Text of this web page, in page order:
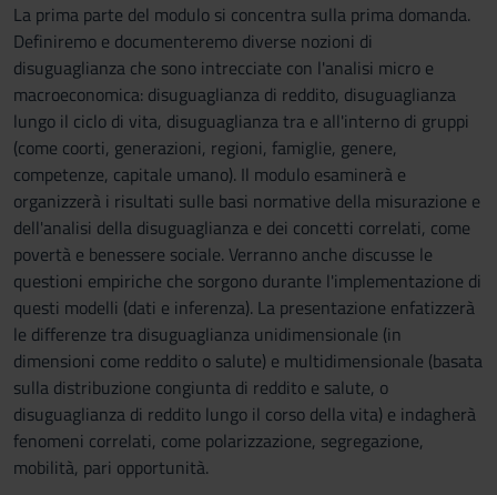
La prima parte del modulo si concentra sulla prima domanda.
Definiremo e documenteremo diverse nozioni di
disuguaglianza che sono intrecciate con l'analisi micro e
macroeconomica: disuguaglianza di reddito, disuguaglianza
lungo il ciclo di vita, disuguaglianza tra e all'interno di gruppi
(come coorti, generazioni, regioni, famiglie, genere,
competenze, capitale umano). Il modulo esaminerà e
organizzerà i risultati sulle basi normative della misurazione e
dell'analisi della disuguaglianza e dei concetti correlati, come
povertà e benessere sociale. Verranno anche discusse le
questioni empiriche che sorgono durante l'implementazione di
questi modelli (dati e inferenza). La presentazione enfatizzerà
le differenze tra disuguaglianza unidimensionale (in
dimensioni come reddito o salute) e multidimensionale (basata
sulla distribuzione congiunta di reddito e salute, o
disuguaglianza di reddito lungo il corso della vita) e indagherà
fenomeni correlati, come polarizzazione, segregazione,
mobilità, pari opportunità.